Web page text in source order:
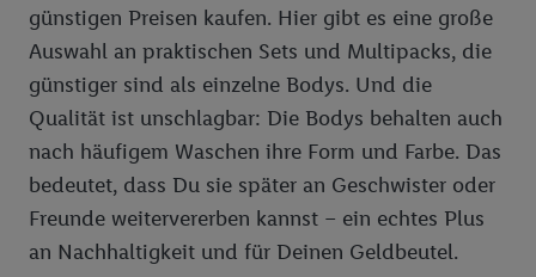
günstigen Preisen kaufen. Hier gibt es eine große
Auswahl an praktischen Sets und Multipacks, die
günstiger sind als einzelne Bodys. Und die
Qualität ist unschlagbar: Die Bodys behalten auch
nach häufigem Waschen ihre Form und Farbe. Das
bedeutet, dass Du sie später an Geschwister oder
Freunde weitervererben kannst – ein echtes Plus
an Nachhaltigkeit und für Deinen Geldbeutel.